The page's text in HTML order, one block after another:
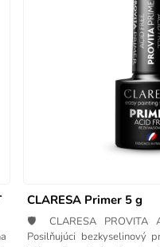
CLARESA Primer 5 g
🛡️ CLARESA PROVITA
Posilňujúci bezkyselinový